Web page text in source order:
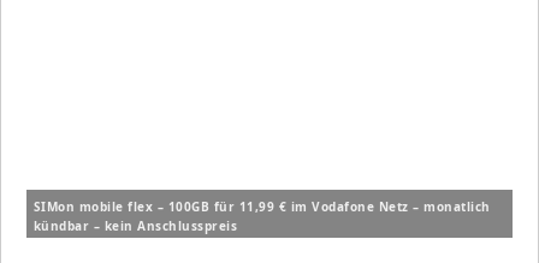
SIMon mobile flex – 100GB für 11,99 € im Vodafone Netz – monatlich
kündbar – kein Anschlusspreis